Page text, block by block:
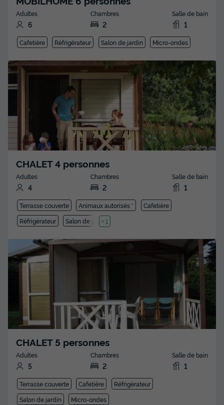
Adultes
6
Chambres
2
Salle de bain
1
Cafetière Réfrigérateur Salon de jardin Micro-ondes
CHALET 4 personnes
Adultes
4
Chambres
2
Salle de bain
1
Terrasse couverte Animaux autorisés *
Cafetière
Réfrigérateur
Salon de jardin
+ 1
CHALET 5 personnes
Adultes
5
Chambres
2
Salle de bain
1
Terrasse couverte Cafetière
Réfrigérateur
Salon de jardin
Micro-ondes